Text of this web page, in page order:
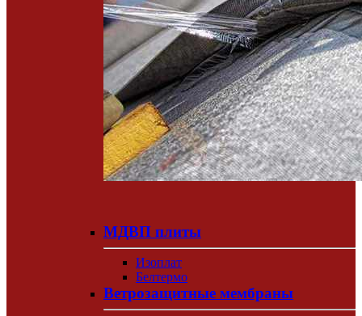
МДВП плиты
Изоплат
Белтермо
Ветрозащитные мембраны